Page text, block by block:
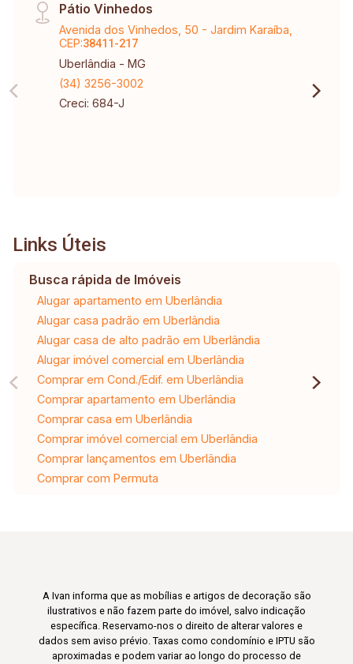
Pátio Vinhedos
Avenida dos Vinhedos, 50 - Jardim Karaíba,
CEP:38411-217
Uberlândia - MG
(34) 3256-3002
Creci: 684-J
Links Úteis
Busca rápida de Imóveis
Alugar apartamento em Uberlândia
Alugar casa padrão em Uberlândia
Alugar casa de alto padrão em Uberlândia
Alugar imóvel comercial em Uberlândia
Comprar em Cond./Edif. em Uberlândia
Comprar apartamento em Uberlândia
Comprar casa em Uberlândia
Comprar imóvel comercial em Uberlândia
Comprar lançamentos em Uberlândia
Comprar com Permuta
A Ivan informa que as mobílias e artigos de decoração são
ilustrativos e não fazem parte do imóvel, salvo indicação
específica. Reservamo-nos o direito de alterar valores e
dados sem aviso prévio. Taxas como condomínio e IPTU são
aproximadas e podem variar ao longo do processo de